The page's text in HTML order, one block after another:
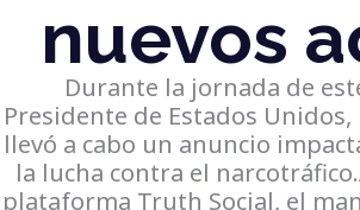
nuevos
Durante la jornada de
Presidente de Estados
llevó a cabo un anuncio
la lucha contra el
plataforma Truth Social, el